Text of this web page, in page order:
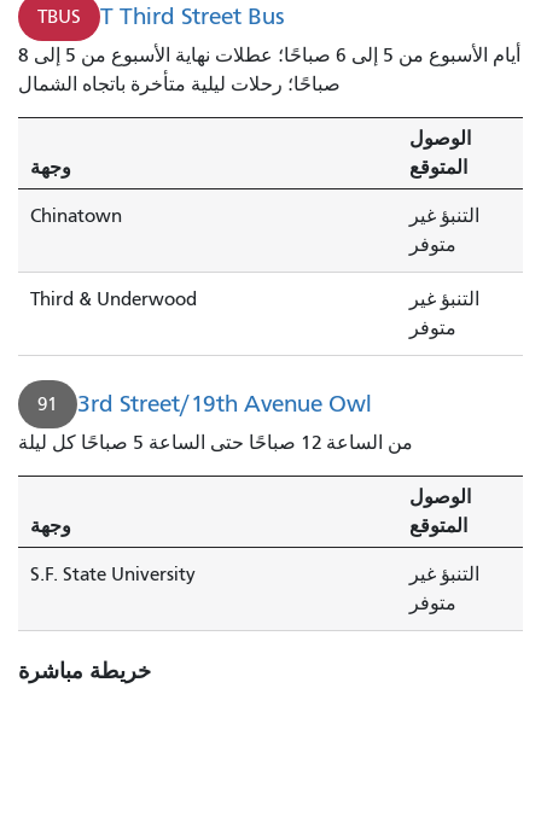
TBUS T Third Street Bus
أيام الأسبوع من 5 إلى 6 صباحًا؛ عطلات نهاية الأسبوع من 5 إلى 8
صباحًا؛ رحلات ليلية متأخرة باتجاه الشمال
وجهة
الوصول
المتوقع
Chinatown
التنبؤ غير
متوفر
Third & Underwood
التنبؤ غير
متوفر
91 3rd Street/19th Avenue Owl
من الساعة 12 صباحًا حتى الساعة 5 صباحًا كل ليلة
وجهة
الوصول
المتوقع
S.F. State University
التنبؤ غير
متوفر
خريطة مباشرة